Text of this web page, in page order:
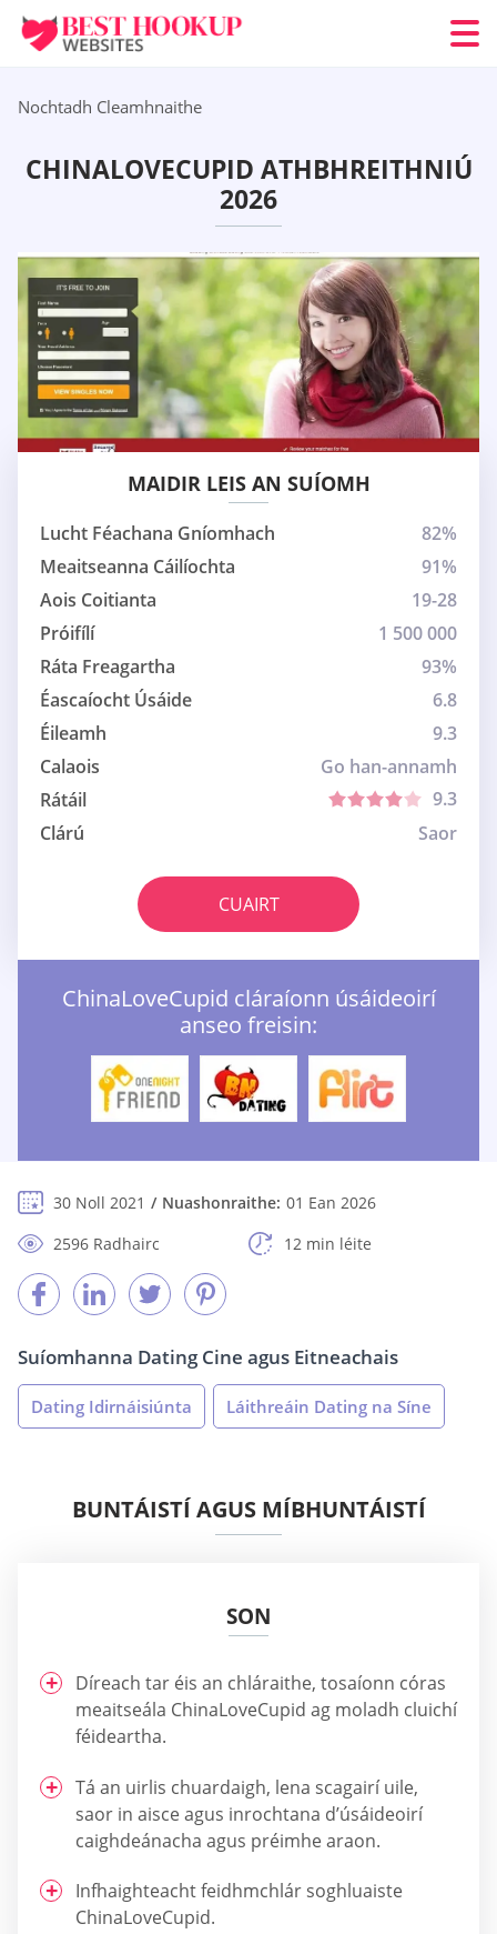
Nochtadh Cleamhnaithe
CHINALOVECUPID ATHBHREITHNIÚ
2026
MAIDIR LEIS AN SUÍOMH
Lucht Féachana Gníomhach
82%
Meaitseanna Cáilíochta
91%
Aois Coitianta
19-28
Próifílí
1 500 000
Ráta Freagartha
93%
Éascaíocht Úsáide
6.8
Éileamh
9.3
Calaois
Go han-annamh
Rátáil
9.3
Clárú
Saor
CUAIRT
ChinaLoveCupid cláraíonn úsáideoirí
anseo freisin:
30 Noll 2021 Nuashonraithe: 01 Ean 2026
2596 Radhairc
12 min léite
Suíomhanna Dating Cine agus Eitneachais
Dating Idirnáisiúnta Láithreáin Dating na Síne
BUNTÁISTÍ AGUS MÍBHUNTÁISTÍ
SON
Díreach tar éis an chláraithe, tosaíonn córas
meaitseála ChinaLoveCupid ag moladh cluichí
féideartha.
Tá an uirlis chuardaigh, lena scagairí uile,
saor in aisce agus inrochtana d’úsáideoirí
caighdeánacha agus préimhe araon.
Infhaighteacht feidhmchlár soghluaiste
ChinaLoveCupid.